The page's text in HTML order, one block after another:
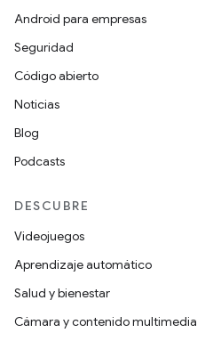
Android para empresas
Seguridad
Código abierto
Noticias
Blog
Podcasts
DESCUBRE
Videojuegos
Aprendizaje automático
Salud y bienestar
Cámara y contenido multimedia